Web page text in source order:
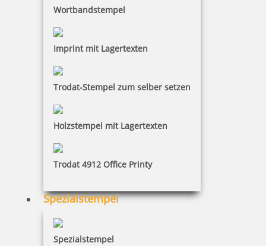
Wortbandstempel
Imprint mit Lagertexten
Trodat-Stempel zum selber setzen
Holzstempel mit Lagertexten
Trodat 4912 Office Printy
Spezialstempel
Spezialstempel